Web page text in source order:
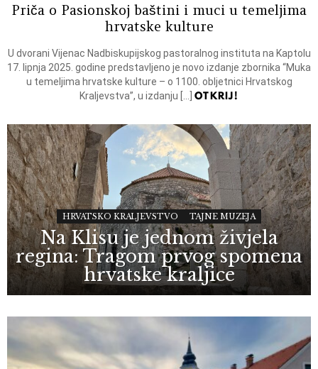
Priča o Pasionskoj baštini i muci u temeljima
hrvatske kulture
U dvorani Vijenac Nadbiskupijskog pastoralnog instituta na Kaptolu
17. lipnja 2025. godine predstavljeno je novo izdanje zbornika “Muka
u temeljima hrvatske kulture – o 1100. obljetnici Hrvatskog
Kraljevstva”, u izdanju […] OTKRIJ!
HRVATSKO KRALJEVSTVO TAJNE MUZEJA
Na Klisu je jednom živjela
regina: Tragom prvog spomena
hrvatske kraljice